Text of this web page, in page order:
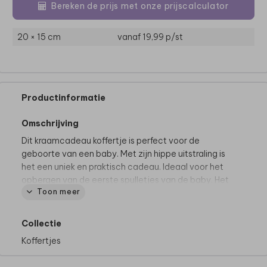
Bereken de prijs met onze prijscalculator
20 × 15 cm vanaf 19,99 p/st
Productinformatie
Omschrijving
Dit kraamcadeau koffertje is perfect voor de
geboorte van een baby. Met zijn hippe uitstraling is
het een uniek en praktisch cadeau. Ideaal voor het
opbergen van de eerste spulletjes van de baby. Het
koffertje is gemaakt van stevig karton en is een
cadeau voor nieuwe ouders!
Specificaties kinderkoffertje
Toon meer
Collectie
Koffertjes